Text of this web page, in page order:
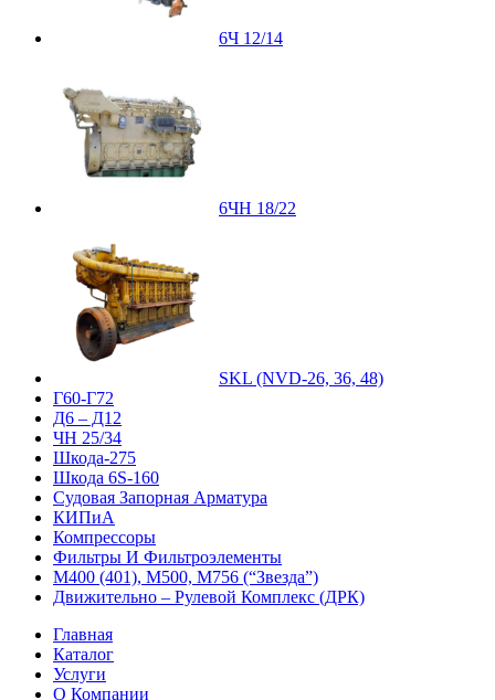
6Ч 12/14
6ЧН 18/22
SKL (NVD-26, 36, 48)
Г60-Г72
Д6 – Д12
ЧН 25/34
Шкода-275
Шкода 6S-160
Судовая Запорная Арматура
КИПиА
Компрессоры
Фильтры И Фильтроэлементы
М400 (401), М500, М756 (“Звезда”)
Движительно – Рулевой Комплекс (ДРК)
Главная
Каталог
Услуги
О Компании